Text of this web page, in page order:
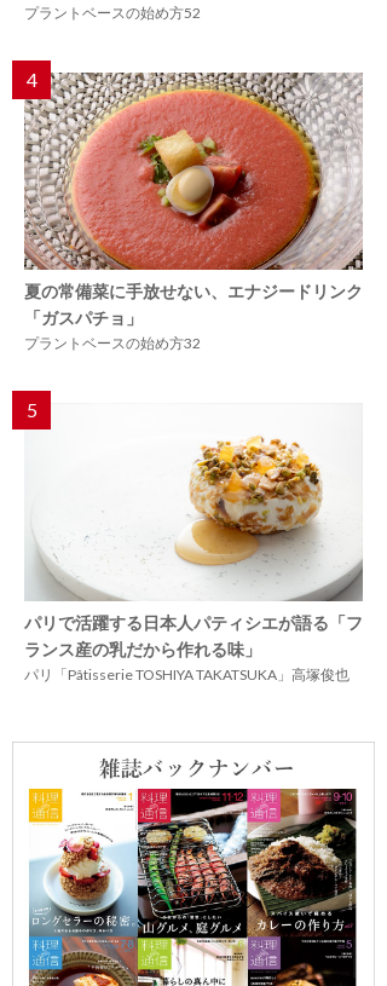
プラントベースの始め方52
4
夏の常備菜に手放せない、エナジードリンク
「ガスパチョ」
プラントベースの始め方32
5
パリで活躍する日本人パティシエが語る「フ
ランス産の乳だから作れる味」
パリ「Pâtisserie TOSHIYA TAKATSUKA」高塚俊也